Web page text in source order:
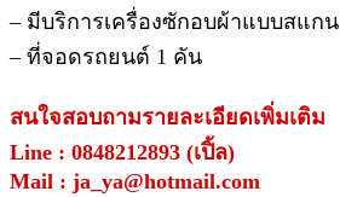
– มีบริการเครื่องซักอบผ้าแบบสแกน
– ที่จอดรถยนต์ 1 คัน
สนใจสอบถามรายละเอียดเพิ่มเติม
Line : 0848212893 (เปิ้ล)
Mail : ja_ya@hotmail.com